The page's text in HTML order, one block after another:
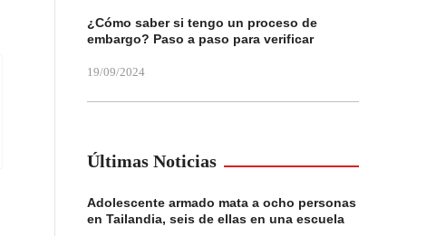
¿Cómo saber si tengo un proceso de
embargo? Paso a paso para verificar
19/09/2024
Últimas Noticias
Adolescente armado mata a ocho personas
en Tailandia, seis de ellas en una escuela